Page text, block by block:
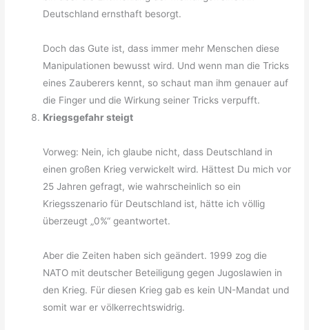
Deutschland ernsthaft besorgt.
Doch das Gute ist, dass immer mehr Menschen diese
Manipulationen bewusst wird. Und wenn man die Tricks
eines Zauberers kennt, so schaut man ihm genauer auf
die Finger und die Wirkung seiner Tricks verpufft.
Kriegsgefahr steigt
Vorweg: Nein, ich glaube nicht, dass Deutschland in
einen großen Krieg verwickelt wird. Hättest Du mich vor
25 Jahren gefragt, wie wahrscheinlich so ein
Kriegsszenario für Deutschland ist, hätte ich völlig
überzeugt „0%“ geantwortet.
Aber die Zeiten haben sich geändert. 1999 zog die
NATO mit deutscher Beteiligung gegen Jugoslawien in
den Krieg. Für diesen Krieg gab es kein UN-Mandat und
somit war er völkerrechtswidrig.